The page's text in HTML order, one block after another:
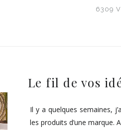
6309
Le fil de vos
Il y a quelques semaines,
les produits d’une marque.